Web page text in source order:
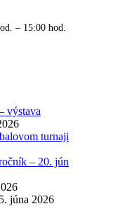
– 15:00 hod.
výstava
turnaji
– 20. jún
5. júna 2026